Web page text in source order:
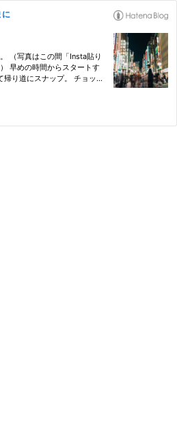
に
（写真はこの間「Insta貼り
早めの時間からスタートす
り道にスナップ。 チョット